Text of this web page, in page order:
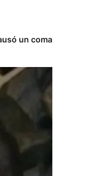
un coma